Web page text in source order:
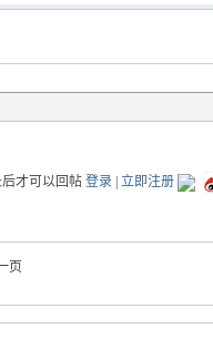
才可以回帖 登录| 立即注册
页